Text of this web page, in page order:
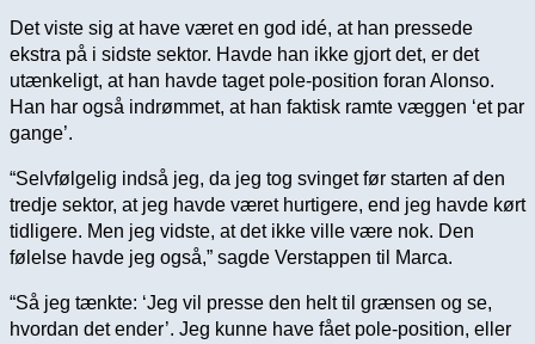
Det viste sig at have været en god idé, at han pressede
ekstra på i sidste sektor. Havde han ikke gjort det, er det
utænkeligt, at han havde taget pole-position foran Alonso.
Han har også indrømmet, at han faktisk ramte væggen ‘et par
gange’.
“Selvfølgelig indså jeg, da jeg tog svinget før starten af den
tredje sektor, at jeg havde været hurtigere, end jeg havde kørt
tidligere. Men jeg vidste, at det ikke ville være nok. Den
følelse havde jeg også,” sagde Verstappen til Marca.
“Så jeg tænkte: ‘Jeg vil presse den helt til grænsen og se,
hvordan det ender’. Jeg kunne have fået pole-position, eller